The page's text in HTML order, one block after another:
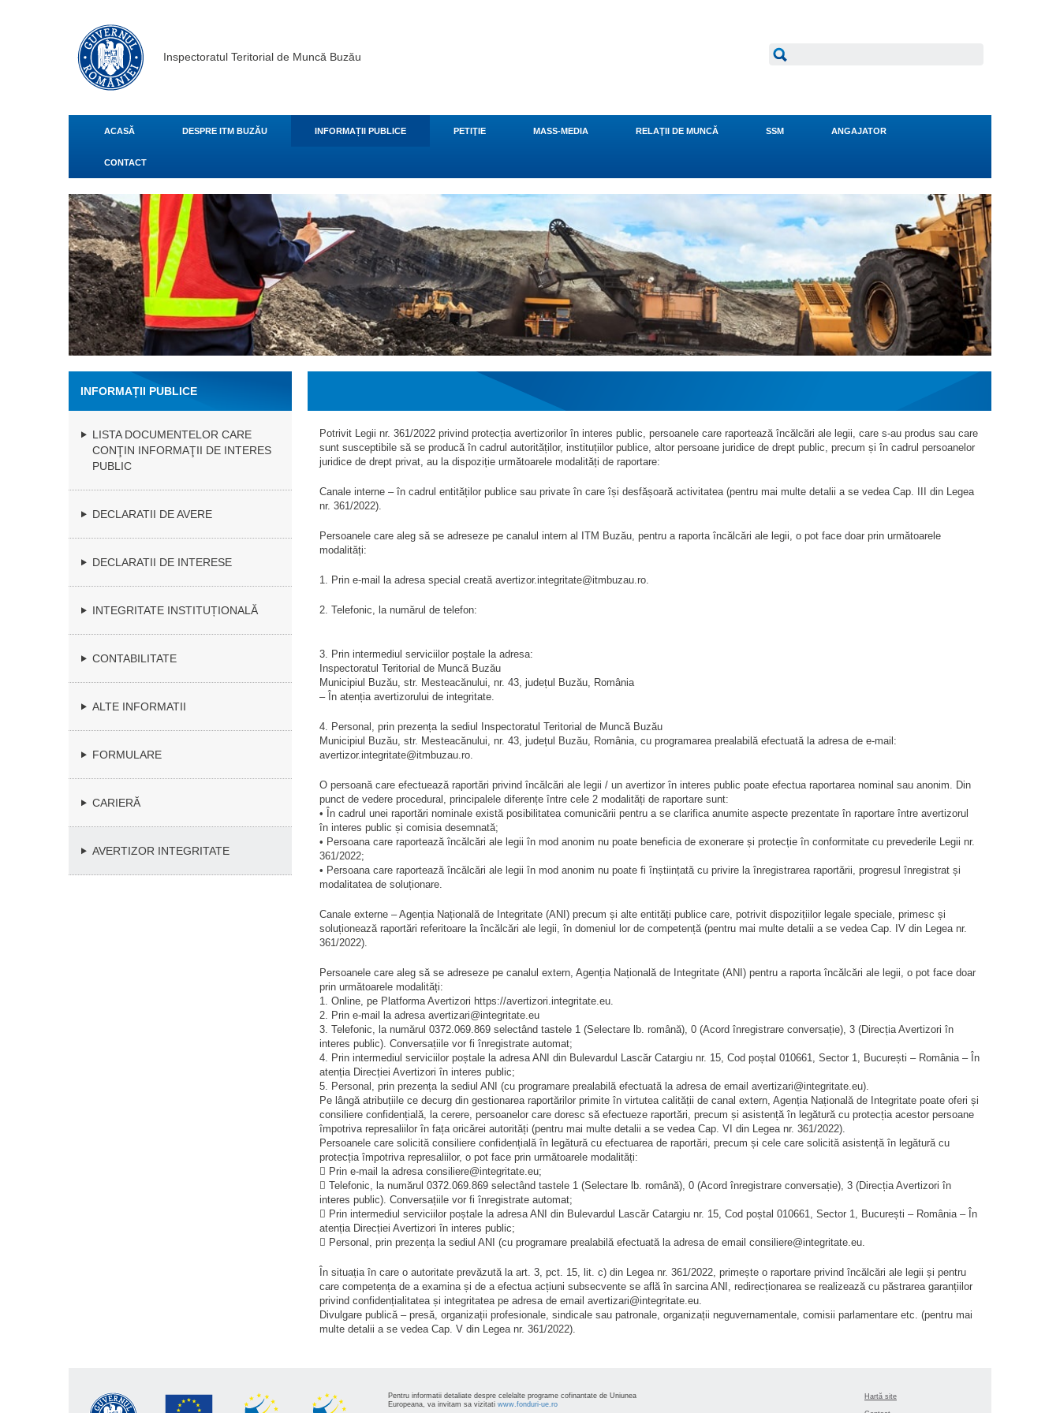
Inspectoratul Teritorial de Muncă Buzău
ACASĂ DESPRE ITM BUZĂU INFORMAȚII PUBLICE PETIŢIE MASS-MEDIA RELAŢII DE MUNCĂ SSM ANGAJATOR
CONTACT
INFORMAȚII PUBLICE
LISTA DOCUMENTELOR CARE
CONŢIN INFORMAŢII DE INTERES
PUBLIC
DECLARATII DE AVERE
DECLARATII DE INTERESE
INTEGRITATE INSTITUȚIONALĂ
CONTABILITATE
ALTE INFORMATII
FORMULARE
CARIERĂ
AVERTIZOR INTEGRITATE
Potrivit Legii nr. 361/2022 privind protecția avertizorilor în interes public, persoanele care raportează încălcări ale legii, care s-au produs sau care
sunt susceptibile să se producă în cadrul autorităților, instituțiilor publice, altor persoane juridice de drept public, precum și în cadrul persoanelor
juridice de drept privat, au la dispoziție următoarele modalități de raportare:
Canale interne – în cadrul entităților publice sau private în care își desfășoară activitatea (pentru mai multe detalii a se vedea Cap. III din Legea
nr. 361/2022).
Persoanele care aleg să se adreseze pe canalul intern al ITM Buzău, pentru a raporta încălcări ale legii, o pot face doar prin următoarele
modalități:
1. Prin e-mail la adresa special creată avertizor.integritate@itmbuzau.ro.
2. Telefonic, la numărul de telefon:
3. Prin intermediul serviciilor poștale la adresa:
Inspectoratul Teritorial de Muncă Buzău
Municipiul Buzău, str. Mesteacănului, nr. 43, județul Buzău, România
– În atenția avertizorului de integritate.
4. Personal, prin prezența la sediul Inspectoratul Teritorial de Muncă Buzău
Municipiul Buzău, str. Mesteacănului, nr. 43, județul Buzău, România, cu programarea prealabilă efectuată la adresa de e-mail:
avertizor.integritate@itmbuzau.ro.
O persoană care efectuează raportări privind încălcări ale legii / un avertizor în interes public poate efectua raportarea nominal sau anonim. Din
punct de vedere procedural, principalele diferențe între cele 2 modalități de raportare sunt:
• În cadrul unei raportări nominale există posibilitatea comunicării pentru a se clarifica anumite aspecte prezentate în raportare între avertizorul
în interes public și comisia desemnată;
• Persoana care raportează încălcări ale legii în mod anonim nu poate beneficia de exonerare și protecție în conformitate cu prevederile Legii nr.
361/2022;
• Persoana care raportează încălcări ale legii în mod anonim nu poate fi înștiințată cu privire la înregistrarea raportării, progresul înregistrat și
modalitatea de soluționare.
Canale externe – Agenția Națională de Integritate (ANI) precum și alte entități publice care, potrivit dispozițiilor legale speciale, primesc și
soluționează raportări referitoare la încălcări ale legii, în domeniul lor de competență (pentru mai multe detalii a se vedea Cap. IV din Legea nr.
361/2022).
Persoanele care aleg să se adreseze pe canalul extern, Agenția Națională de Integritate (ANI) pentru a raporta încălcări ale legii, o pot face doar
prin următoarele modalități:
1. Online, pe Platforma Avertizori https://avertizori.integritate.eu.
2. Prin e-mail la adresa avertizari@integritate.eu
3. Telefonic, la numărul 0372.069.869 selectând tastele 1 (Selectare lb. română), 0 (Acord înregistrare conversație), 3 (Direcția Avertizori în
interes public). Conversațiile vor fi înregistrate automat;
4. Prin intermediul serviciilor poștale la adresa ANI din Bulevardul Lascăr Catargiu nr. 15, Cod poștal 010661, Sector 1, București – România – În
atenția Direcției Avertizori în interes public;
5. Personal, prin prezența la sediul ANI (cu programare prealabilă efectuată la adresa de email avertizari@integritate.eu).
Pe lângă atribuțiile ce decurg din gestionarea raportărilor primite în virtutea calității de canal extern, Agenția Națională de Integritate poate oferi și
consiliere confidențială, la cerere, persoanelor care doresc să efectueze raportări, precum și asistență în legătură cu protecția acestor persoane
împotriva represaliilor în fața oricărei autorități (pentru mai multe detalii a se vedea Cap. VI din Legea nr. 361/2022).
Persoanele care solicită consiliere confidențială în legătură cu efectuarea de raportări, precum și cele care solicită asistență în legătură cu
protecția împotriva represaliilor, o pot face prin următoarele modalități:
 Prin e-mail la adresa consiliere@integritate.eu;
 Telefonic, la numărul 0372.069.869 selectând tastele 1 (Selectare lb. română), 0 (Acord înregistrare conversație), 3 (Direcția Avertizori în
interes public). Conversațiile vor fi înregistrate automat;
 Prin intermediul serviciilor poștale la adresa ANI din Bulevardul Lascăr Catargiu nr. 15, Cod poștal 010661, Sector 1, București – România – În
atenția Direcției Avertizori în interes public;
 Personal, prin prezența la sediul ANI (cu programare prealabilă efectuată la adresa de email consiliere@integritate.eu.
În situația în care o autoritate prevăzută la art. 3, pct. 15, lit. c) din Legea nr. 361/2022, primește o raportare privind încălcări ale legii și pentru
care competența de a examina și de a efectua acțiuni subsecvente se află în sarcina ANI, redirecționarea se realizează cu păstrarea garanțiilor
privind confidențialitatea și integritatea pe adresa de email avertizari@integritate.eu.
Divulgare publică – presă, organizații profesionale, sindicale sau patronale, organizații neguvernamentale, comisii parlamentare etc. (pentru mai
multe detalii a se vedea Cap. V din Legea nr. 361/2022).
Pentru informatii detaliate despre celelalte programe cofinantate de Uniunea
Europeana, va invitam sa vizitati www.fonduri-ue.ro
Hartă site